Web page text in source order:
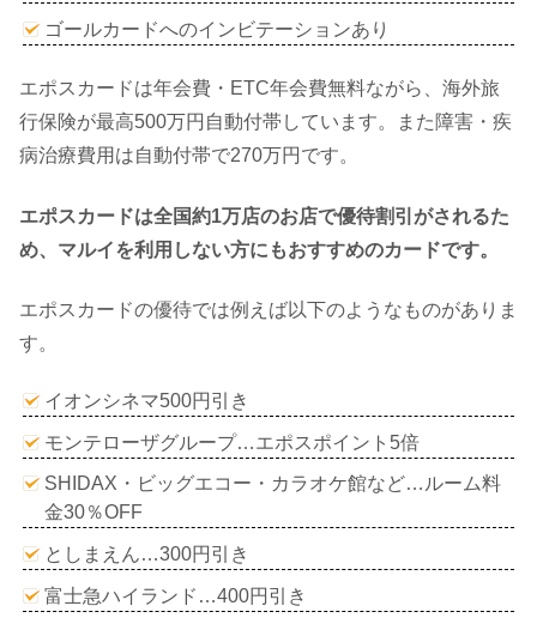
ゴールカードへのインビテーションあり
エポスカードは年会費・ETC年会費無料ながら、海外旅
行保険が最高500万円自動付帯しています。また障害・疾
病治療費用は自動付帯で270万円です。
エポスカードは全国約1万店のお店で優待割引がされるた
め、マルイを利用しない方にもおすすめのカードです。
エポスカードの優待では例えば以下のようなものがありま
す。
イオンシネマ500円引き
モンテローザグループ…エポスポイント5倍
SHIDAX・ビッグエコー・カラオケ館など…ルーム料
金30％OFF
としまえん…300円引き
富士急ハイランド…400円引き